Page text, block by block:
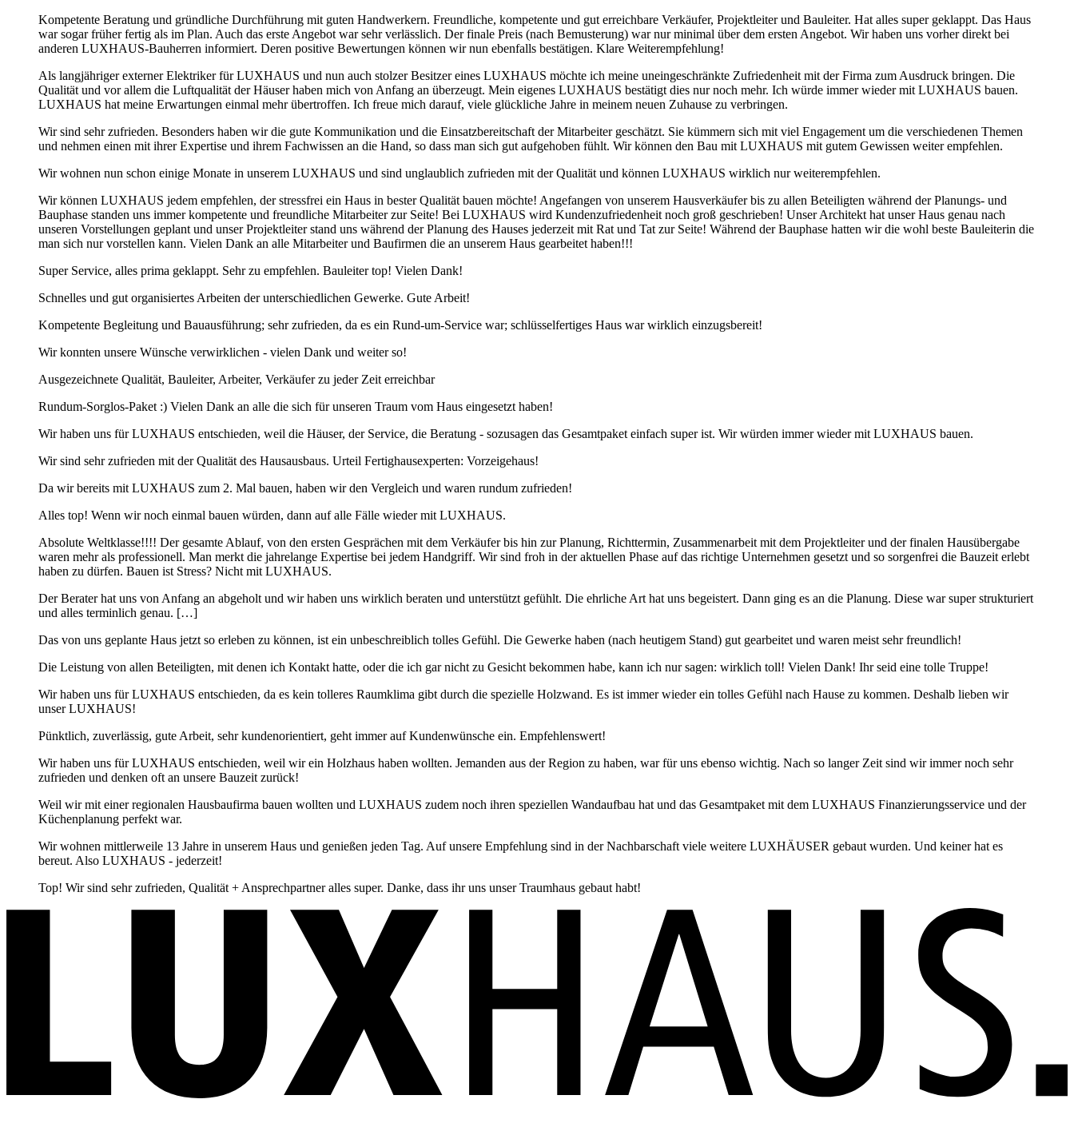
Kompetente Beratung und gründliche Durchführung mit guten Handwerkern. Freundliche, kompetente und gut erreichbare Verkäufer, Projektleiter und Bauleiter. Hat alles super geklappt. Das Haus
war sogar früher fertig als im Plan. Auch das erste Angebot war sehr verlässlich. Der finale Preis (nach Bemusterung) war nur minimal über dem ersten Angebot. Wir haben uns vorher direkt bei
anderen LUXHAUS-Bauherren informiert. Deren positive Bewertungen können wir nun ebenfalls bestätigen. Klare Weiterempfehlung!
Als langjähriger externer Elektriker für LUXHAUS und nun auch stolzer Besitzer eines LUXHAUS möchte ich meine uneingeschränkte Zufriedenheit mit der Firma zum Ausdruck bringen. Die
Qualität und vor allem die Luftqualität der Häuser haben mich von Anfang an überzeugt. Mein eigenes LUXHAUS bestätigt dies nur noch mehr. Ich würde immer wieder mit LUXHAUS bauen.
LUXHAUS hat meine Erwartungen einmal mehr übertroffen. Ich freue mich darauf, viele glückliche Jahre in meinem neuen Zuhause zu verbringen.
Wir sind sehr zufrieden. Besonders haben wir die gute Kommunikation und die Einsatzbereitschaft der Mitarbeiter geschätzt. Sie kümmern sich mit viel Engagement um die verschiedenen Themen
und nehmen einen mit ihrer Expertise und ihrem Fachwissen an die Hand, so dass man sich gut aufgehoben fühlt. Wir können den Bau mit LUXHAUS mit gutem Gewissen weiter empfehlen.
Wir wohnen nun schon einige Monate in unserem LUXHAUS und sind unglaublich zufrieden mit der Qualität und können LUXHAUS wirklich nur weiterempfehlen.
Wir können LUXHAUS jedem empfehlen, der stressfrei ein Haus in bester Qualität bauen möchte! Angefangen von unserem Hausverkäufer bis zu allen Beteiligten während der Planungs- und
Bauphase standen uns immer kompetente und freundliche Mitarbeiter zur Seite! Bei LUXHAUS wird Kundenzufriedenheit noch groß geschrieben! Unser Architekt hat unser Haus genau nach
unseren Vorstellungen geplant und unser Projektleiter stand uns während der Planung des Hauses jederzeit mit Rat und Tat zur Seite! Während der Bauphase hatten wir die wohl beste Bauleiterin die
man sich nur vorstellen kann. Vielen Dank an alle Mitarbeiter und Baufirmen die an unserem Haus gearbeitet haben!!!
Super Service, alles prima geklappt. Sehr zu empfehlen. Bauleiter top! Vielen Dank!
Schnelles und gut organisiertes Arbeiten der unterschiedlichen Gewerke. Gute Arbeit!
Kompetente Begleitung und Bauausführung; sehr zufrieden, da es ein Rund-um-Service war; schlüsselfertiges Haus war wirklich einzugsbereit!
Wir konnten unsere Wünsche verwirklichen - vielen Dank und weiter so!
Ausgezeichnete Qualität, Bauleiter, Arbeiter, Verkäufer zu jeder Zeit erreichbar
Rundum-Sorglos-Paket :) Vielen Dank an alle die sich für unseren Traum vom Haus eingesetzt haben!
Wir haben uns für LUXHAUS entschieden, weil die Häuser, der Service, die Beratung - sozusagen das Gesamtpaket einfach super ist. Wir würden immer wieder mit LUXHAUS bauen.
Wir sind sehr zufrieden mit der Qualität des Hausausbaus. Urteil Fertighausexperten: Vorzeigehaus!
Da wir bereits mit LUXHAUS zum 2. Mal bauen, haben wir den Vergleich und waren rundum zufrieden!
Alles top! Wenn wir noch einmal bauen würden, dann auf alle Fälle wieder mit LUXHAUS.
Absolute Weltklasse!!!! Der gesamte Ablauf, von den ersten Gesprächen mit dem Verkäufer bis hin zur Planung, Richttermin, Zusammenarbeit mit dem Projektleiter und der finalen Hausübergabe
waren mehr als professionell. Man merkt die jahrelange Expertise bei jedem Handgriff. Wir sind froh in der aktuellen Phase auf das richtige Unternehmen gesetzt und so sorgenfrei die Bauzeit erlebt
haben zu dürfen. Bauen ist Stress? Nicht mit LUXHAUS.
Der Berater hat uns von Anfang an abgeholt und wir haben uns wirklich beraten und unterstützt gefühlt. Die ehrliche Art hat uns begeistert. Dann ging es an die Planung. Diese war super strukturiert
und alles terminlich genau. […]
Das von uns geplante Haus jetzt so erleben zu können, ist ein unbeschreiblich tolles Gefühl. Die Gewerke haben (nach heutigem Stand) gut gearbeitet und waren meist sehr freundlich!
Die Leistung von allen Beteiligten, mit denen ich Kontakt hatte, oder die ich gar nicht zu Gesicht bekommen habe, kann ich nur sagen: wirklich toll! Vielen Dank! Ihr seid eine tolle Truppe!
Wir haben uns für LUXHAUS entschieden, da es kein tolleres Raumklima gibt durch die spezielle Holzwand. Es ist immer wieder ein tolles Gefühl nach Hause zu kommen. Deshalb lieben wir
unser LUXHAUS!
Pünktlich, zuverlässig, gute Arbeit, sehr kundenorientiert, geht immer auf Kundenwünsche ein. Empfehlenswert!
Wir haben uns für LUXHAUS entschieden, weil wir ein Holzhaus haben wollten. Jemanden aus der Region zu haben, war für uns ebenso wichtig. Nach so langer Zeit sind wir immer noch sehr
zufrieden und denken oft an unsere Bauzeit zurück!
Weil wir mit einer regionalen Hausbaufirma bauen wollten und LUXHAUS zudem noch ihren speziellen Wandaufbau hat und das Gesamtpaket mit dem LUXHAUS Finanzierungsservice und der
Küchenplanung perfekt war.
Wir wohnen mittlerweile 13 Jahre in unserem Haus und genießen jeden Tag. Auf unsere Empfehlung sind in der Nachbarschaft viele weitere LUXHÄUSER gebaut wurden. Und keiner hat es
bereut. Also LUXHAUS - jederzeit!
Top! Wir sind sehr zufrieden, Qualität + Ansprechpartner alles super. Danke, dass ihr uns unser Traumhaus gebaut habt!